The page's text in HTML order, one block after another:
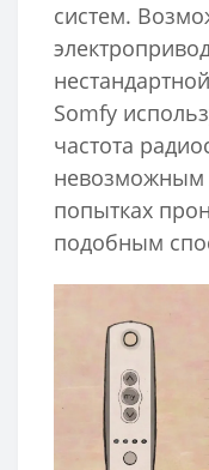
систем.
Somfy
частота
невозможным
попытках
подобным